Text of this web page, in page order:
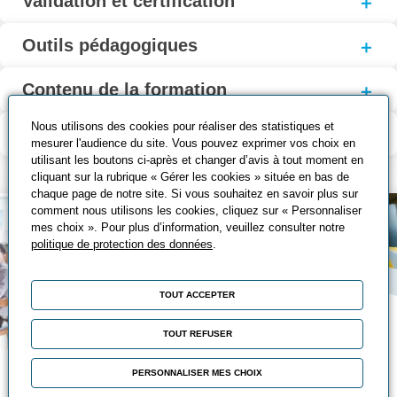
Outils pédagogiques
Contenu de la formation
Modalité d’évaluation
Nos solutions de
Nous utilisons des cookies pour réaliser des statistiques et
mesurer l'audience du site. Vous pouvez exprimer vos choix en
utilisant les boutons ci-après et changer d’avis à tout moment en
cliquant sur la rubrique « Gérer les cookies » située en bas de
chaque page de notre site. Si vous souhaitez en savoir plus sur
comment nous utilisons les cookies, cliquez sur « Personnaliser
mes choix ». Pour plus d’information, veuillez consulter notre
politique de protection des données.
TOUT ACCEPTER
TOUT REFUSER
PERSONNALISER MES CHOIX